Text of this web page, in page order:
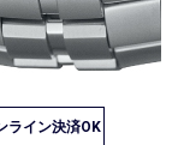
ライン決済OK